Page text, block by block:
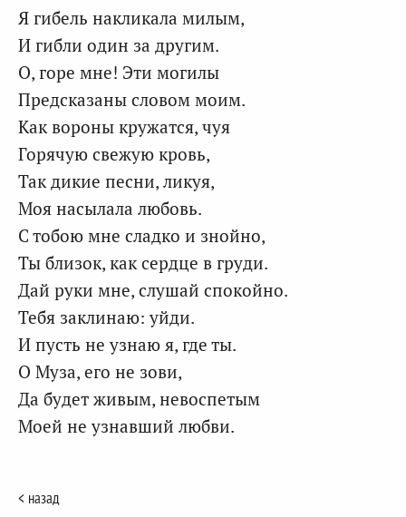
Я гибель накликала милым,
И гибли один за другим.
О, горе мне! Эти могилы
Предсказаны словом моим.
Как вороны кружатся, чуя
Горячую свежую кровь,
Так дикие песни, ликуя,
Моя насылала любовь.
С тобою мне сладко и знойно,
Ты близок, как сердце в груди.
Дай руки мне, слушай спокойно.
Тебя заклинаю: уйди.
И пусть не узнаю я, где ты.
О Муза, его не зови,
Да будет живым, невоспетым
Моей не узнавший любви.
< назад